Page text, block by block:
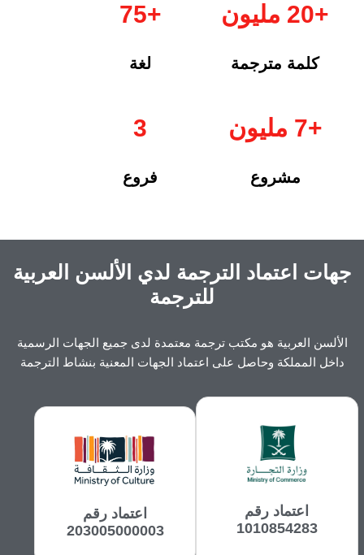
+20 مليون
كلمة مترجمة
+75
لغة
+7 مليون
مشروع
3
فروع
جهات اعتماد الترجمة لدي الألسن العربية
للترجمة
الألسن العربية هو مكتب ترجمة معتمدة لدى جميع الجهات الرسمية
داخل المملكة وحاصل على اعتماد الجهات المعنية بنشاط الترجمة
اعتماد رقم
1010854283
اعتماد رقم
203005000003